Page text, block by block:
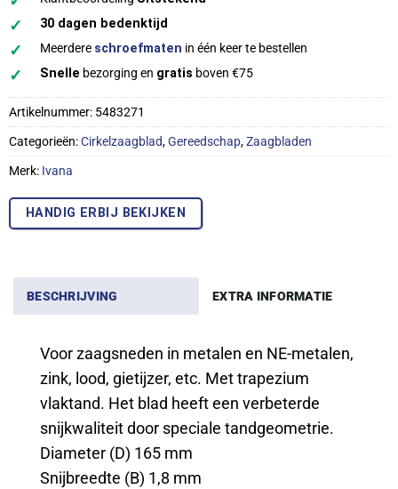
✓ 30 dagen bedenktijd
✓ Meerdere schroefmaten in één keer te bestellen
✓ Snelle bezorging en gratis boven €75
Artikelnummer: 5483271
Categorieën:Cirkelzaagblad,Gereedschap,Zaagbladen
Merk: Ivana
HANDIG ERBIJ BEKIJKEN
BESCHRIJVING EXTRA INFORMATIE
Voor zaagsneden in metalen en NE-metalen,
zink, lood, gietijzer, etc. Met trapezium
vlaktand. Het blad heeft een verbeterde
snijkwaliteit door speciale tandgeometrie.
Diameter (D) 165 mm
Snijbreedte (B) 1,8 mm